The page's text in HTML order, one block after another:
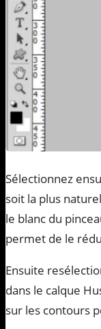
Sélectionnez
soit la plus
le blanc du
permet de le
Ensuite
dans le calque
sur les contours